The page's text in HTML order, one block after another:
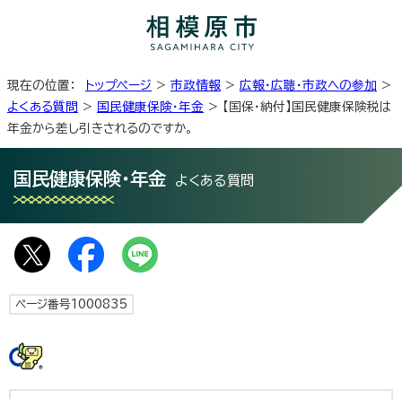
現在の位置： トップページ > 市政情報 > 広報・広聴・市政への参加 >
よくある質問 > 国民健康保険・年金 > 【国保・納付】国民健康保険税は
年金から差し引きされるのですか。
国民健康保険・年金 よくある質問
ページ番号1000835